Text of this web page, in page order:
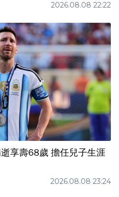
2026.08.08 22:22
享壽68歲 擔任兒子生涯
2026.08.08 23:24